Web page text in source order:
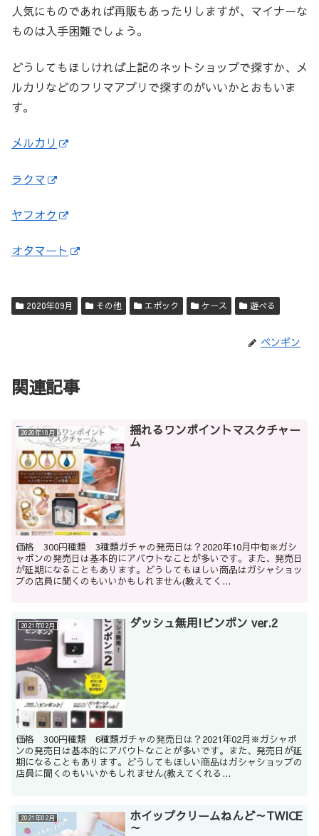
人気にものであれば再販もあったりしますが、マイナーな
ものは入手困難でしょう。
どうしてもほしければ上記のネットショップで探すか、メ
ルカリなどのフリマアプリで探すのがいいかとおもいま
す。
メルカリ
ラクマ
ヤフオク
オタマート
2020年09月 その他 エポック ケース 遊べる
ペンギン
関連記事
2020年10月 揺れるワンポイントマスクチャー
ム
価格 300円種類 3種類ガチャの発売日は？2020年10月中旬※ガシ
ャポンの発売日は基本的にアバウトなことが多いです。また、発売日
が延期になることもあります。どうしてもほしい商品はガシャショッ
プの店員に聞くのもいいかもしれません(教えてく...
2021年02月 ダッシュ無用!ピンポン ver.2
価格 300円種類 6種類ガチャの発売日は？2021年02月※ガシャポ
ンの発売日は基本的にアバウトなことが多いです。また、発売日が延
期になることもあります。どうしてもほしい商品はガシャショップの
店員に聞くのもいいかもしれません(教えてくれる...
2021年02月 ホイップクリームねんど～TWICE
～